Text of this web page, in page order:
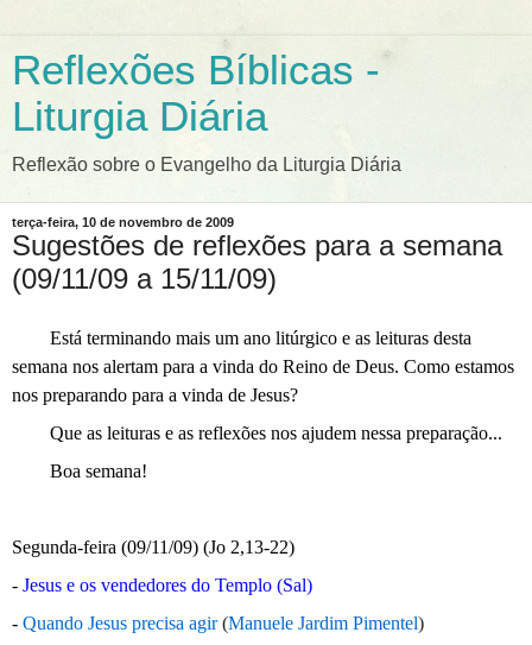
Reflexões Bíblicas -
Liturgia Diária
Reflexão sobre o Evangelho da Liturgia Diária
terça-feira, 10 de novembro de 2009
Sugestões de reflexões para a semana
(09/11/09 a 15/11/09)
Está terminando mais um ano litúrgico e as leituras desta
semana nos alertam para a vinda do Reino de Deus. Como estamos
nos preparando para a vinda de Jesus?
Que as leituras e as reflexões nos ajudem nessa preparação...
Boa semana!
Segunda-feira (09/11/09) (Jo 2,13-22)
- Jesus e os vendedores do Templo (Sal)
- Quando Jesus precisa agir(Manuele Jardim Pimentel)